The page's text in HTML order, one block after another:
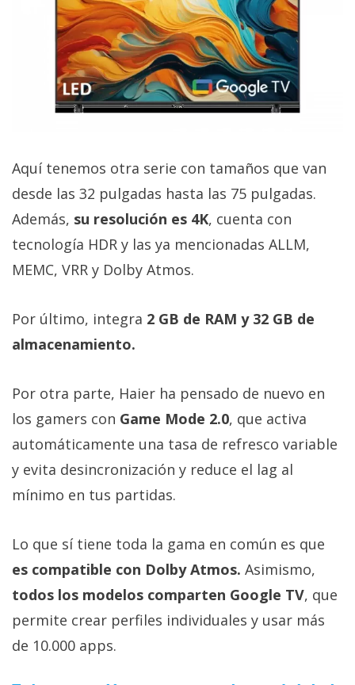
Aquí tenemos otra serie con tamaños que van
desde las 32 pulgadas hasta las 75 pulgadas.
Además, su resolución es 4K, cuenta con
tecnología HDR y las ya mencionadas ALLM,
MEMC, VRR y Dolby Atmos.
Por último, integra 2 GB de RAM y 32 GB de
almacenamiento.
Por otra parte, Haier ha pensado de nuevo en
los gamers con Game Mode 2.0, que activa
automáticamente una tasa de refresco variable
y evita desincronización y reduce el lag al
mínimo en tus partidas.
Lo que sí tiene toda la gama en común es que
es compatible con Dolby Atmos. Asimismo,
todos los modelos comparten Google TV, que
permite crear perfiles individuales y usar más
de 10.000 apps.